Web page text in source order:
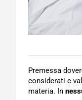
Premessa
considerati e
materia. In